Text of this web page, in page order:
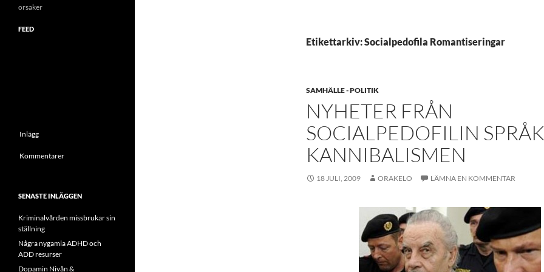
Etikettarkiv: Socialpedofila Romantiseringar
SAMHÄLLE - POLITIK
NYHETER FRÅN
SOCIALPEDOFILIN SPRÅK
KANNIBALISMEN
18 JULI, 2009 ORAKELO LÄMNA EN KOMMENTAR
orsaker
FEED
Inlägg
Kommentarer
SENASTE INLÄGGEN
Kriminalvården missbrukar sin
ställning
Några nygamla ADHD och
ADD resurser
Dopamin Nivån &